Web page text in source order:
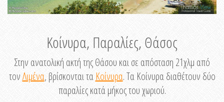
Κοίνυρα, Παραλίες, Θάσος
Στην ανατολική ακτή της Θάσου και σε απόσταση 21χλμ από
τονΛιμένα, βρίσκονται τα Κοίνυρα. Τα Κοίνυρα διαθέτουν δύο
παραλίες κατά μήκος του χωριού.